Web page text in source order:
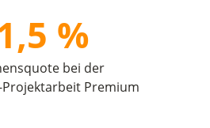
%
bei der
Premium